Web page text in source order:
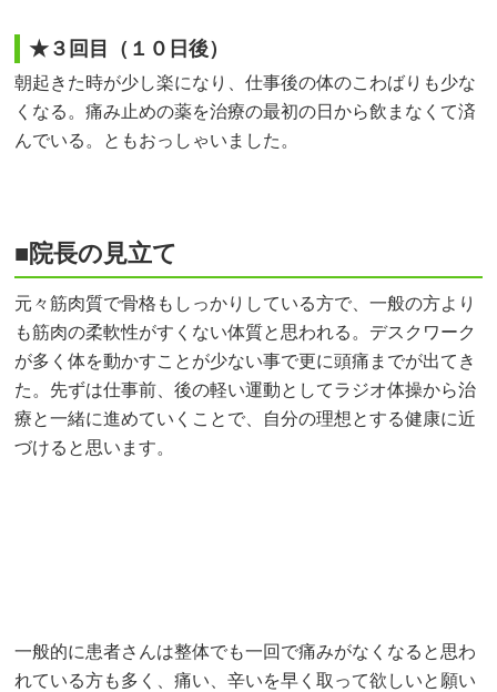
★３回目（１０日後）
朝起きた時が少し楽になり、仕事後の体のこわばりも少な
くなる。痛み止めの薬を治療の最初の日から飲まなくて済
んでいる。ともおっしゃいました。
■院長の見立て
元々筋肉質で骨格もしっかりしている方で、一般の方より
も筋肉の柔軟性がすくない体質と思われる。デスクワーク
が多く体を動かすことが少ない事で更に頭痛までが出てき
た。先ずは仕事前、後の軽い運動としてラジオ体操から治
療と一緒に進めていくことで、自分の理想とする健康に近
づけると思います。
一般的に患者さんは整体でも一回で痛みがなくなると思わ
れている方も多く、痛い、辛いを早く取って欲しいと願い